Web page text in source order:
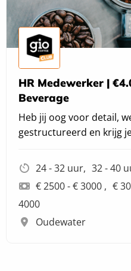
HR Medewerker |
Beverage
Heb jij oog voor detail,
gestructureerd en krijg
Medewerker bij Gio
24 - 32 uur
32 - 40
€ 2500 - € 3000
€
4000
Oudewater